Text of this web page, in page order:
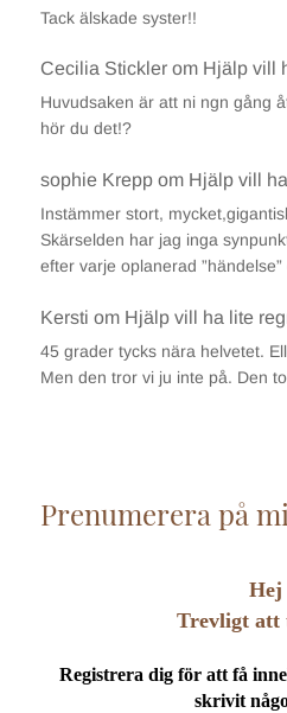
Tack älskade syster!!
Cecilia Sticklerom Hjälp vill
Huvudsaken är att ni ngn gång
hör du det!?
sophie Kreppom Hjälp vill
Instämmer stort,
Skärselden har jag inga
efter varje oplanerad
Kersti om Hjälp vill ha lite
45 grader tycks nära helvetet.
Men den tror vi ju inte på. Den
Prenumerera på
Hej
Trevligt att
Registrera dig för att få
skrivit